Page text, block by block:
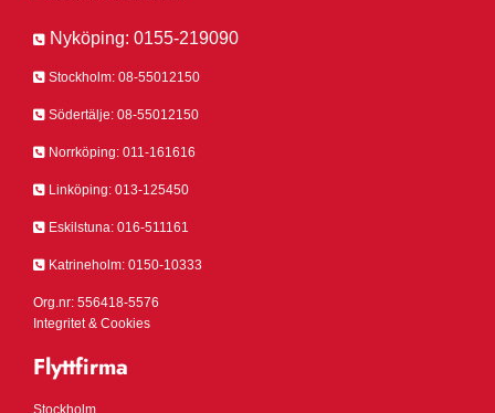
 Nyköping: 0155-219090
 Stockholm: 08-55012150
 Södertälje: 08-55012150
 Norrköping: 011-161616
 Linköping: 013-125450
 Eskilstuna: 016-511161
 Katrineholm: 0150-10333
Org.nr: 556418-5576
Integritet & Cookies
Flyttfirma
Stockholm